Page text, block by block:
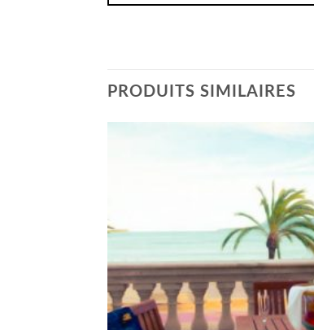
PRODUITS SIMILAIRES